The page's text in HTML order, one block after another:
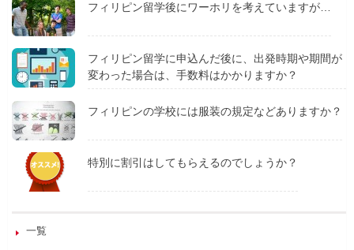
フィリピン留学後にワーホリを考えていますが…
フィリピン留学に申込んだ後に、出発時期や期間が
変わった場合は、手数料はかかりますか？
フィリピンの学校には服装の規定などありますか？
特別に割引はしてもらえるのでしょうか？
一覧